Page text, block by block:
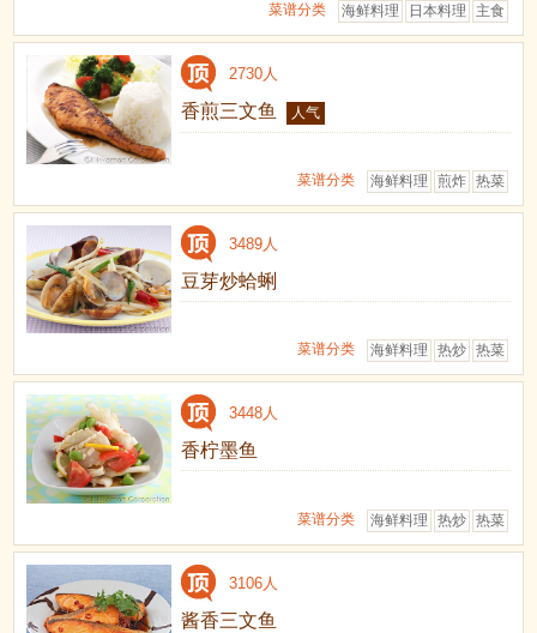
主食
日本料理
海鲜料理
菜谱分类
2730人
香煎三文鱼 人气
热菜
煎炸
海鲜料理
菜谱分类
3489人
豆芽炒蛤蜊
热菜
热炒
海鲜料理
菜谱分类
3448人
香柠墨鱼
热菜
热炒
海鲜料理
菜谱分类
3106人
酱香三文鱼